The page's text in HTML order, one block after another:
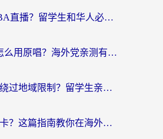
海外如何看CBA直播？留学生和华人必看的无卡顿观赛指南
国外全民k歌怎么用原唱？海外党亲测有效的回国加速解决方案
海外酷狗怎么绕过地域限制？留学生亲测有效的回国加速器选择指南
国外看中超总卡？这篇指南教你在海外流畅看体育赛事+中文解说（附避坑技巧）